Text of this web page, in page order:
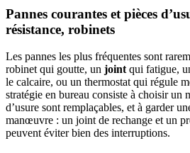
Pannes courantes et pièces
résistance, robinets
Les pannes les plus fréquentes sont
robinet qui goutte, un joint qui fatigue,
le calcaire, ou un thermostat qui régule
stratégie en bureau consiste à choisir un
d’usure sont remplaçables, et à garder
manœuvre : un joint de rechange et un
peuvent éviter bien des interruptions.